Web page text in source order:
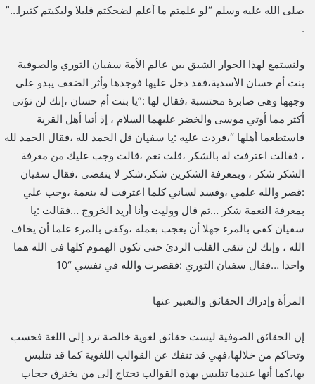
صلى الله عليه وسلم “لو علمتم ما أعلم لضحكتم قليلا ولبكيتم كثيرا…”
.
ولنستمع لهذا الحوار الشيق بين عالم الأمة سفيان الثوري والصوفية
بنت أم حسان الأسدية،فقد دخل عليها فوجدها وأثر الضعف يبدو على
وجهها وهي صابرة محتسبة ،فقال لها :”يا بنت أم حسان ،إنك لن تؤتي
أكثر مما أوتي موسى والخضر عليهما السلام ، إذ أتيا أهل القرية
فاستطعما أهلها “،فردت عليه :يا سفيان قل الحمد لله ،فقال الحمد لله
، فقالت اعترفت له بالشكر ،قلت نعم ،قالت وجب عليك من معرفة
الشكر شكر ، وبمعرفة الشكرين شكر،شكر لا ينقضي ،فقال سفيان
:قصر والله علمي ،وفسد لساني كلما اعترفت له بنعمة ،وجب علي
بمعرفة النعمة شكر …ثم قال ووليت وأنا أريد الخروج …فقالت :يا
سفيان كفى بالمرء جهلا أن يعجب بعمله ،وكفى بالمرء علما أن يخاف
الله ، وإنك لن تتقي القلب الردئ حتى تكون الهموم كلها في الله هما
واحدا …فقال سفيان الثوري :فقصرت والله في نفسي “10
المرأة وإدراك الحقائق والتعبير عنها
إن الحقائق الصوفية ليست حقائق لغوية خالصة ترد إلى اللغة فحسب
وتحاكم من خلالها،فهي قد تنفك عن القوالب اللغوية كما قد تتلبس
بها،كما أنها عندما تتلبس بهذه القوالب تحتاج إلى من يخترق حجاب